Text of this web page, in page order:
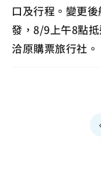
口及行程。變更
發，8/9上午8點
洽原購票旅行社。